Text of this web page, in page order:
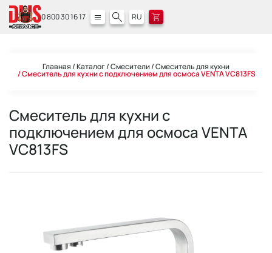
0 800 30 16 17 RU
Главная Каталог Смесители Смеситель для кухни
Смеситель для кухни с подключением для осмоса VENTA VC813FS
Смеситель для кухни с
подключением для осмоса VENTA
VC813FS